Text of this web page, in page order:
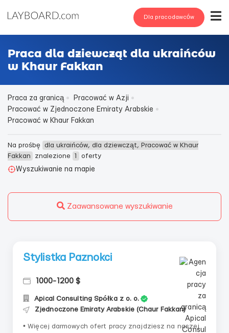
Dla pracodawców
Praca dla dziewcząt dla ukraińców
w Khaur Fakkan
Praca za granicą
Pracować w Azji
Pracować w Zjednoczone Emiraty Arabskie
Pracować w Khaur Fakkan
Na prośbę dla ukraińców, dla dziewcząt, Pracować w Khaur
Fakkan
znalezione 1
oferty
Wyszukiwanie na mapie
Zaawansowane wyszukiwanie
Stylistka Paznokci
1000-1200 $
Apical Consulting Spółka z o. o.
Zjednoczone Emiraty Arabskie (Chaur Fakkan)
• Więcej darmowych ofert pracy znajdziesz na naszej